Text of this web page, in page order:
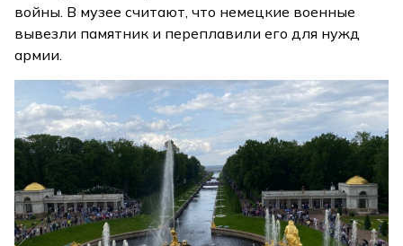
войны. В музее считают, что немецкие военные
вывезли памятник и переплавили его для нужд
армии.